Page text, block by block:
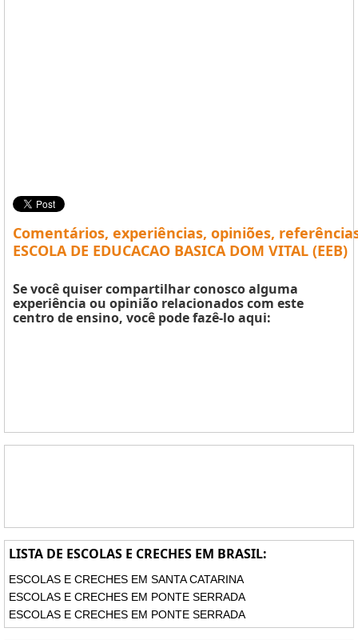
Comentários, experiências, opiniões,
ESCOLA DE EDUCACAO BASICA DOM VITAL (EEB)
Se você quiser compartilhar conosco alguma
experiência ou opinião relacionados com este
centro de ensino, você pode fazê-lo aqui:
LISTA DE ESCOLAS E CRECHES EM BRASIL:
ESCOLAS E CRECHES EM SANTA CATARINA
ESCOLAS E CRECHES EM PONTE SERRADA
ESCOLAS E CRECHES EM PONTE SERRADA